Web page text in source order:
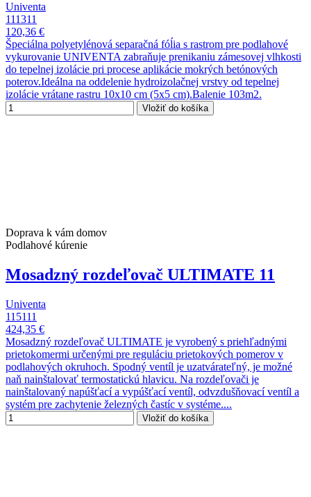
Univenta
111311
120,36 €
Špeciálna polyetylénová separačná fóĺia s rastrom pre podlahové
vykurovanie UNIVENTA zabraňuje prenikaniu zámesovej vlhkosti
do tepelnej izolácie pri procese aplikácie mokrých betónových
poterov.Ideálna na oddelenie hydroizolačnej vrstvy od tepelnej
izolácie vrátane rastru 10x10 cm (5x5 cm).Balenie 103m2.
Vložiť do košíka
Doprava k vám domov
Podlahové kúrenie
Mosadzný rozdeľovač ULTIMATE 11
Univenta
115111
424,35 €
Mosadzný rozdeľovač ULTIMATE je vyrobený s priehľadnými
prietokomermi určenými pre reguláciu prietokových pomerov v
podlahových okruhoch. Spodný ventíl je uzatvárateľný, je možné
naň nainštalovať termostatickú hlavicu. Na rozdeľovači je
nainštalovaný napúšťací a vypúšťací ventíl, odvzdušňovací ventíl a
systém pre zachytenie železných častíc v systéme....
Vložiť do košíka